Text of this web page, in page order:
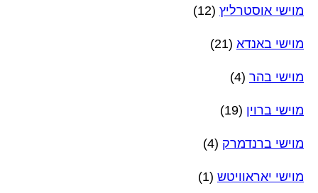
מוישי אוסטרליץ (12)
מוישי באנדא (21)
מוישי בהר (4)
מוישי ברוין (19)
מוישי ברנדמרק (4)
מוישי יאראוויטש (1)